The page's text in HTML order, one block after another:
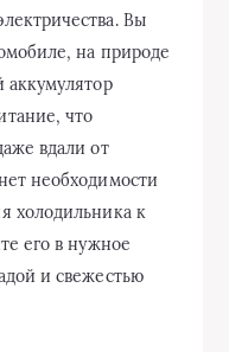
Вы
на природе
что
вдали от
необходимости
холодильника к
его в нужное
и свежестью